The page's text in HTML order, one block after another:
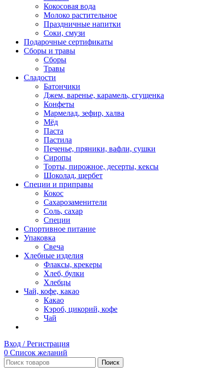
Кокосовая вода
Молоко растительное
Праздничные напитки
Соки, смузи
Подарочные сертификаты
Сборы и травы
Сборы
Травы
Сладости
Батончики
Джем, варенье, карамель, сгущенка
Конфеты
Мармелад, зефир, халва
Мёд
Паста
Пастила
Печенье, пряники, вафли, сушки
Сиропы
Торты, пирожное, десерты, кексы
Шоколад, щербет
Специи и приправы
Кокос
Сахарозаменители
Соль, сахар
Специи
Спортивное питание
Упаковка
Свеча
Хлебные изделия
Флаксы, крекеры
Хлеб, булки
Хлебцы
Чай, кофе, какао
Какао
Кэроб, цикорий, кофе
Чай
Вход / Регистрация
0 Список желаний
Поиск